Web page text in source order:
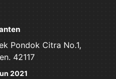
Pondok Citra No.1,
42117
2021